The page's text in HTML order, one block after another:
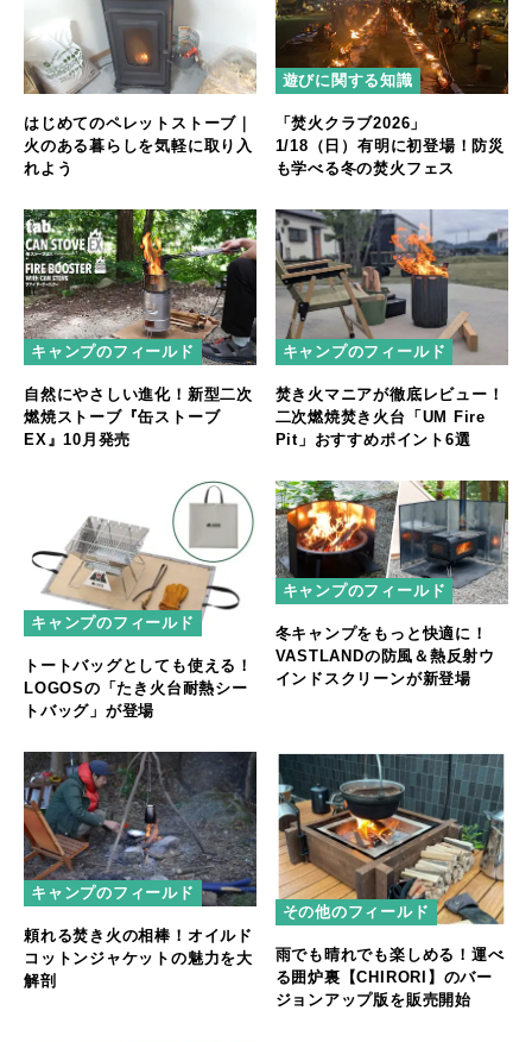
はじめてのペレットストーブ｜
火のある暮らしを気軽に取り入
れよう
遊びに関する知識
「焚火クラブ2026」
1/18（日）有明に初登場！防災
も学べる冬の焚火フェス
キャンプのフィールド
自然にやさしい進化！新型二次
燃焼ストーブ『缶ストーブ
EX』10月発売
キャンプのフィールド
焚き火マニアが徹底レビュー！
二次燃焼焚き火台「UM Fire
Pit」おすすめポイント6選
キャンプのフィールド
トートバッグとしても使える！
LOGOSの「たき火台耐熱シー
トバッグ」が登場
キャンプのフィールド
冬キャンプをもっと快適に！
VASTLANDの防風＆熱反射ウ
インドスクリーンが新登場
キャンプのフィールド
頼れる焚き火の相棒！オイルド
コットンジャケットの魅力を大
解剖
その他のフィールド
雨でも晴れでも楽しめる！運べ
る囲炉裏【CHIRORI】のバー
ジョンアップ版を販売開始